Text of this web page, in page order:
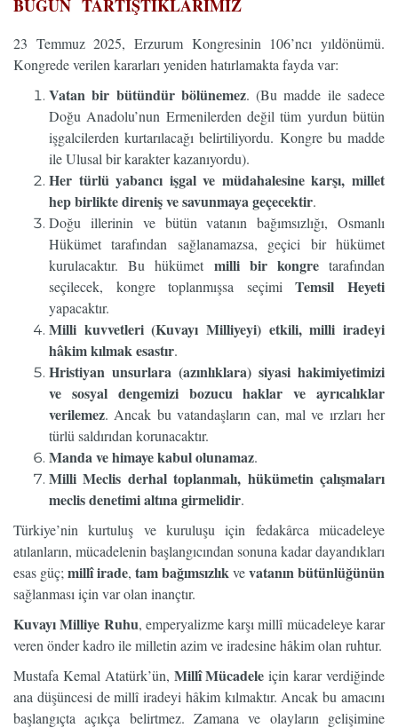
BUGÜN TARTIŞTIKLARIMIZ
23 Temmuz 2025, Erzurum Kongresinin 106’ncı yıldönümü.
Kongrede verilen kararları yeniden hatırlamakta fayda var:
Vatan bir bütündür bölünemez. (Bu madde ile sadece
Doğu Anadolu’nun Ermenilerden değil tüm yurdun bütün
işgalcilerden kurtarılacağı belirtiliyordu. Kongre bu madde
ile Ulusal bir karakter kazanıyordu).
Her türlü yabancı işgal ve müdahalesine karşı, millet
hep birlikte direniş ve savunmaya geçecektir.
Doğu illerinin ve bütün vatanın bağımsızlığı, Osmanlı
Hükümet tarafından sağlanamazsa, geçici bir hükümet
kurulacaktır. Bu hükümet milli bir kongretarafından
seçilecek, kongre toplanmışsa seçimiTemsil Heyeti
yapacaktır.
Milli kuvvetleri (Kuvayı Milliyeyi) etkili, milli iradeyi
hâkim kılmak esastır.
Hristiyan unsurlara (azınlıklara) siyasi hakimiyetimizi
ve sosyal dengemizi bozucu haklar ve ayrıcalıklar
verilemez. Ancak bu vatandaşların can, mal ve ırzları her
türlü saldırıdan korunacaktır.
Manda ve himaye kabul olunamaz.
Milli Meclis derhal toplanmalı, hükümetin çalışmaları
meclis denetimi altına girmelidir.
Türkiye’nin kurtuluş ve kuruluşu için fedakârca mücadeleye
atılanların, mücadelenin başlangıcından sonuna kadar dayandıkları
esas güç; millî irade, tam bağımsızlıkvevatanın bütünlüğünün
sağlanması için var olan inançtır.
Kuvayı Milliye Ruhu, emperyalizme karşı millî mücadeleye karar
veren önder kadro ile milletin azim ve iradesine hâkim olan ruhtur.
Mustafa Kemal Atatürk’ün, Millî Mücadele için karar verdiğinde
ana düşüncesi de millî iradeyi hâkim kılmaktır. Ancak bu amacını
başlangıçta açıkça belirtmez. Zamana ve olayların gelişimine